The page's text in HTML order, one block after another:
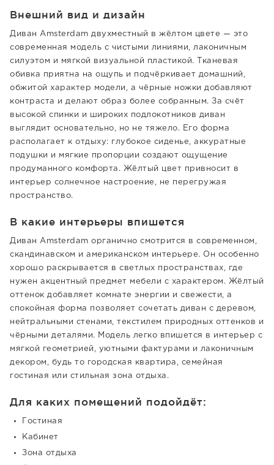
Внешний вид и дизайн
Диван Amsterdam двухместный в жёлтом цвете — это
современная модель с чистыми линиями, лаконичным
силуэтом и мягкой визуальной пластикой. Тканевая
обивка приятна на ощупь и подчёркивает домашний,
обжитой характер модели, а чёрные ножки добавляют
контраста и делают образ более собранным. За счёт
высокой спинки и широких подлокотников диван
выглядит основательно, но не тяжело. Его форма
располагает к отдыху: глубокое сиденье, аккуратные
подушки и мягкие пропорции создают ощущение
продуманного комфорта. Жёлтый цвет привносит в
интерьер солнечное настроение, не перегружая
пространство.
В какие интерьеры впишется
Диван Amsterdam органично смотрится в современном,
скандинавском и американском интерьере. Он особенно
хорошо раскрывается в светлых пространствах, где
нужен акцентный предмет мебели с характером. Жёлтый
оттенок добавляет комнате энергии и свежести, а
спокойная форма позволяет сочетать диван с деревом,
нейтральными стенами, текстилем природных оттенков и
чёрными деталями. Модель легко впишется в интерьер с
мягкой геометрией, уютными фактурами и лаконичным
декором, будь то городская квартира, семейная
гостиная или стильная зона отдыха.
Для каких помещений подойдёт:
Гостиная
Кабинет
Зона отдыха